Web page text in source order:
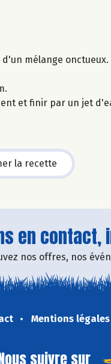
mélange onctueux.
et finir par un jet
la recette
en
nos offres, nos
Mentions légales
suivre sur